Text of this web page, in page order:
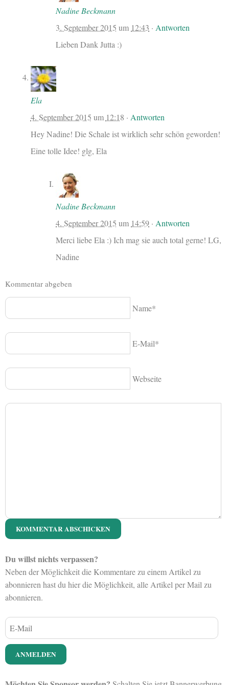
Nadine Beckmann
3. September 2015 um 12:43 · Antworten
Lieben Dank Jutta :)
Ela
4. September 2015 um 12:18 · Antworten
Hey Nadine! Die Schale ist wirklich sehr schön geworden!
Eine tolle Idee! glg, Ela
Nadine Beckmann
4. September 2015 um 14:59 ·Antworten
Merci liebe Ela :) Ich mag sie auch total gerne! LG,
Nadine
Kommentar abgeben
Name*
E-Mail*
Webseite
Du willst nichts verpassen?
Neben der Möglichkeit die Kommentare zu einem Artikel zu
abonnieren hast du hier die Möglichkeit, alle Artikel per Mail zu
abonnieren.